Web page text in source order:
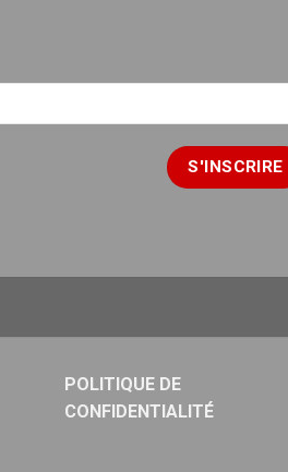
POLITIQUE DE
CONFIDENTIALITÉ